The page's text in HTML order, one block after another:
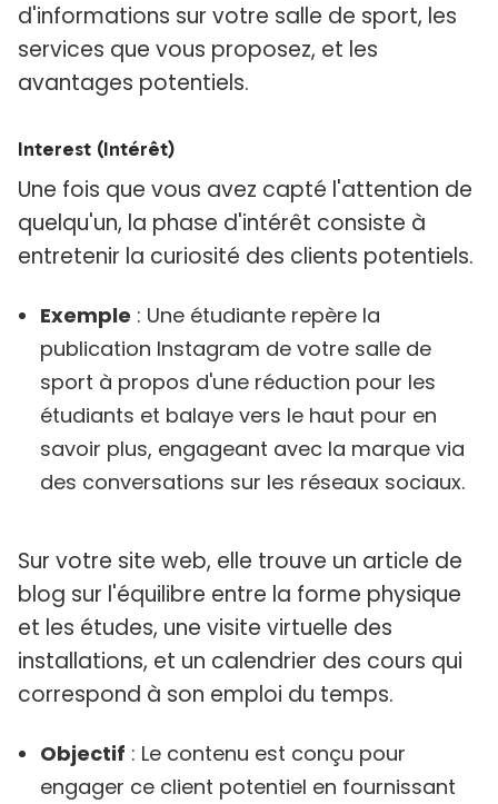
d'informations sur votre salle de sport, les
services que vous proposez, et les
avantages potentiels.
Interest (Intérêt)
Une fois que vous avez capté l'attention de
quelqu'un, la phase d'intérêt consiste à
entretenir la curiosité des clients potentiels.
Exemple : Une étudiante repère la
publication Instagram de votre salle de
sport à propos d'une réduction pour les
étudiants et balaye vers le haut pour en
savoir plus, engageant avec la marque via
des conversations sur les réseaux sociaux.
Sur votre site web, elle trouve un article de
blog sur l'équilibre entre la forme physique
et les études, une visite virtuelle des
installations, et un calendrier des cours qui
correspond à son emploi du temps.
Objectif : Le contenu est conçu pour
engager ce client potentiel en fournissant